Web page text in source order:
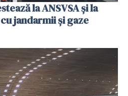
la ANSVSA și la
jandarmii și gaze